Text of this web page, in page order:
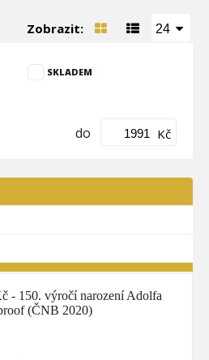
Zobrazit: 24
SKLADEM
do Kč
- 150. výročí narození Adolfa
(ČNB 2020)